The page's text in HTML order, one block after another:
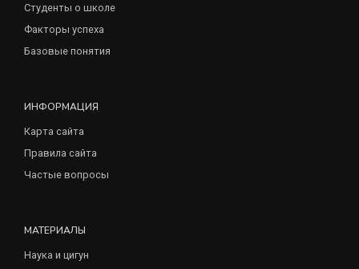
Студенты о школе
Факторы успеха
Базовые понятия
ИНФОРМАЦИЯ
Карта сайта
Правила сайта
Частые вопросы
МАТЕРИАЛЫ
Наука и цигун